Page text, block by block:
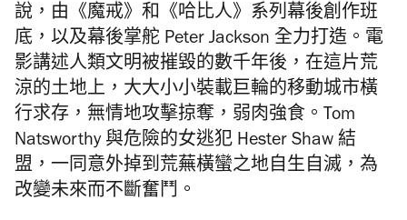
說，由《魔戒》和《哈比人》系列幕後創作班
底，以及幕後掌舵 Peter Jackson 全力打造。電
影講述人類文明被摧毀的數千年後，在這片荒
涼的土地上，大大小小裝載巨輪的移動城市橫
行求存，無情地攻擊掠奪，弱肉強食。Tom
Natsworthy 與危險的女逃犯 Hester Shaw 結
盟，一同意外掉到荒蕪橫蠻之地自生自滅，為
改變未來而不斷奮鬥。